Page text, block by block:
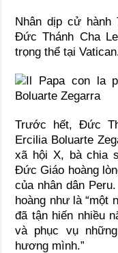
Nhân dịp cử hành
Đức Thánh Cha
trọng thể tại
Trước hết, Đức
Ercilia Boluarte
xã hội X, bà chia
Đức Giáo hoàng
của nhân dân
hoàng như là “một
đã tận hiến nhiều
và phục vụ
hương mình.”